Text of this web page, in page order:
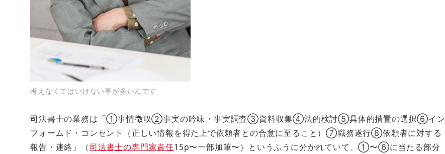
考えなくてはいけない事が多いんです
司法書士の業務は「①事情徴収②事実の吟味・事実調査③資料収集④法的検討⑤具体的措置の選択⑥イン
フォームド・コンセント（正しい情報を得た上で依頼者との合意に至ること）⑦職務遂行⑧依頼者に対する
報告・連絡」（司法書士の専門家責任15p〜一部加筆〜）というふうに分かれていて、①〜⑥に当たる部分